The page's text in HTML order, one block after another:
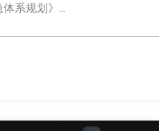
系规划》...